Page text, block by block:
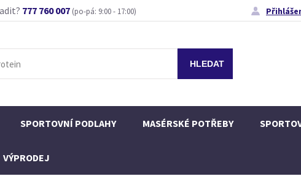
777 760 007 (po-pá: 9:00 - 17:00)
SPORTOVNÍ PODLAHY MASÉRSKÉ POTŘEBY
VÝPRODEJ